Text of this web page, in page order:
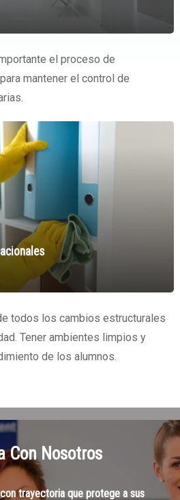
el proceso de
mantener el control de
todos los cambios estructurales
Tener ambientes limpios y
de los alumnos.
Con Nosotros
trayectoria que protege a sus